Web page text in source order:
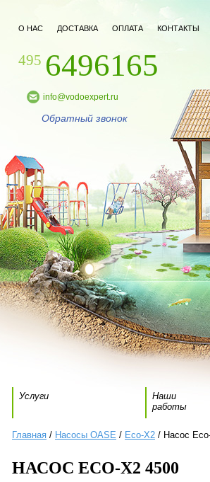
О НАС ДОСТАВКА ОПЛАТА КОНТАКТЫ
495 6496165
info@vodoexpert.ru
Обратный звонок
Услуги
Наши
работы
Главная / Насосы OASE / Eco-X2 / Насос
НАСОС ECO-X2 4500